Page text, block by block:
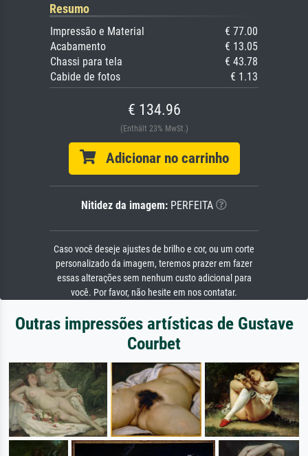
Resumo
Impressão e Material
€ 77.00
Acabamento
€ 13.05
Chassi para tela
€ 43.78
Cabide de fotos
€ 1.13
€ 134.96
(Enthält 23% MwSt.)
Adicionar no carrinho
Nitidez da imagem: PERFEITA
Caso você deseje ajustes de brilho e cor, ou um corte
personalizado da imagem, teremos prazer em fazer
essas alterações sem nenhum custo adicional para
você. Por favor, não hesite em nos contatar.
Outras impressões artísticas de Gustave
Courbet